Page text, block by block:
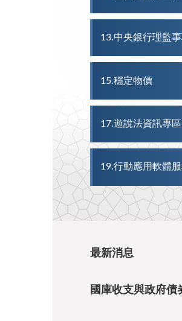
13 中央銀行理監
15 穩定物價
17 遊說法資訊專區
19 行動應用軟體
最新消息
國庫收支與政府債